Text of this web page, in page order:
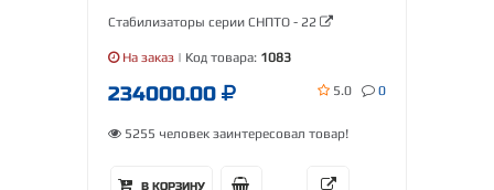
Стабилизаторы серии СНПТО - 22
На заказ | Код товара: 1083
234000.00 5.0 0
5255 человек заинтересовал товар!
В КОРЗИНУ